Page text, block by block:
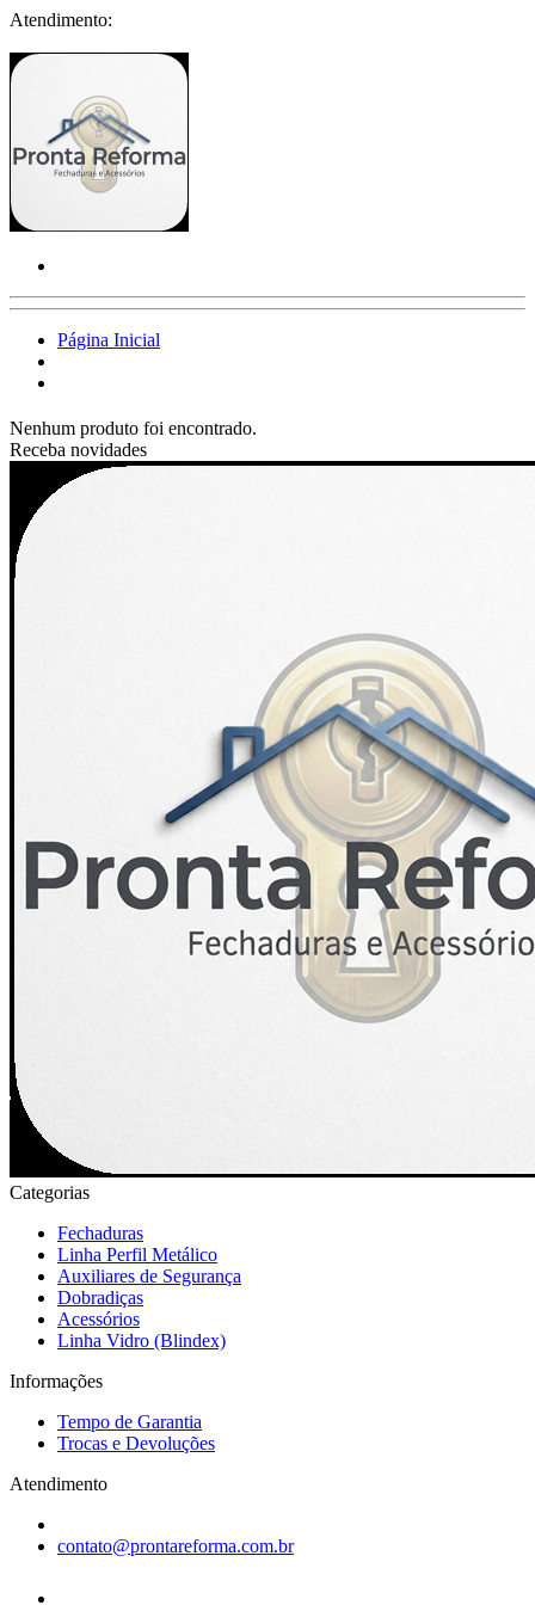
Atendimento:
Página Inicial
Nenhum produto foi encontrado.
Receba novidades
Categorias
Fechaduras
Linha Perfil Metálico
Auxiliares de Segurança
Dobradiças
Acessórios
Linha Vidro (Blindex)
Informações
Tempo de Garantia
Trocas e Devoluções
Atendimento
contato@prontareforma.com.br